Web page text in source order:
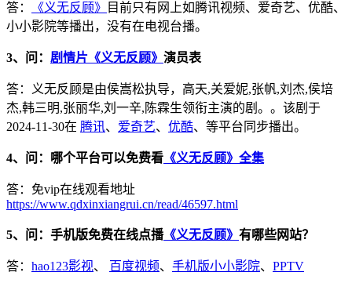
答： 《义无反顾》
目前只有网上如腾讯视频、爱奇艺、优酷、
小小影院等播出，没有在电视台播。
3、问： 剧情片《义无反顾》 演员表
答：义无反顾是由侯嵩松执导，高天,关爱妮,张帆,刘杰,侯培
杰,韩三明,张丽华,刘一辛,陈霖生领衔主演的剧。。该剧于
2024-11-30在 腾讯、 爱奇艺、 优酷、等平台同步播出。
4、问：哪个平台可以免费看 《义无反顾》全集
答：免vip在线观看地址
https://www.qdxinxiangrui.cn/read/46597.html
5、问：手机版免费在线点播《义无反顾》 有哪些网站？
答： hao123影视、 百度视频、 手机版小小影院、 PPTV